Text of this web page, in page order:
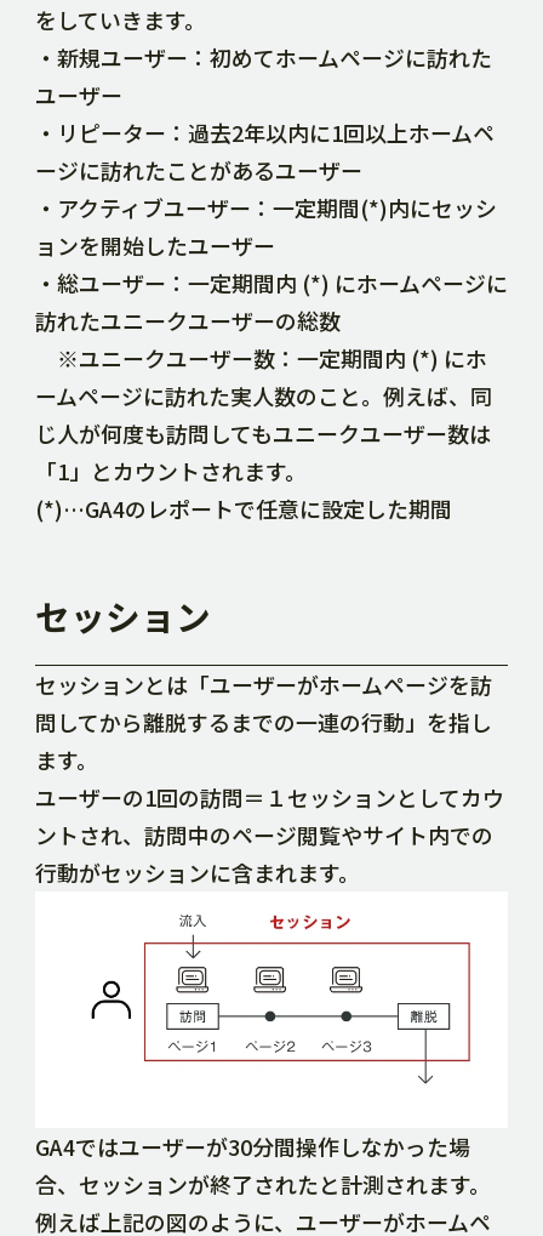
をしていきます。
・新規ユーザー：初めてホームページに訪れた
ユーザー
・リピーター：過去2年以内に1回以上ホームペ
ージに訪れたことがあるユーザー
・アクティブユーザー：一定期間(*)内にセッシ
ョンを開始したユーザー
・総ユーザー：一定期間内 (*) にホームページに
訪れたユニークユーザーの総数
※ユニークユーザー数：一定期間内 (*) にホ
ームページに訪れた実人数のこと。例えば、同
じ人が何度も訪問してもユニークユーザー数は
「1」とカウントされます。
(*)…GA4のレポートで任意に設定した期間
セッション
セッションとは「ユーザーがホームページを訪
問してから離脱するまでの一連の行動」を指し
ます。
ユーザーの1回の訪問＝１セッションとしてカウ
ントされ、訪問中のページ閲覧やサイト内での
行動がセッションに含まれます。
GA4ではユーザーが30分間操作しなかった場
合、セッションが終了されたと計測されます。
例えば上記の図のように、ユーザーがホームペ